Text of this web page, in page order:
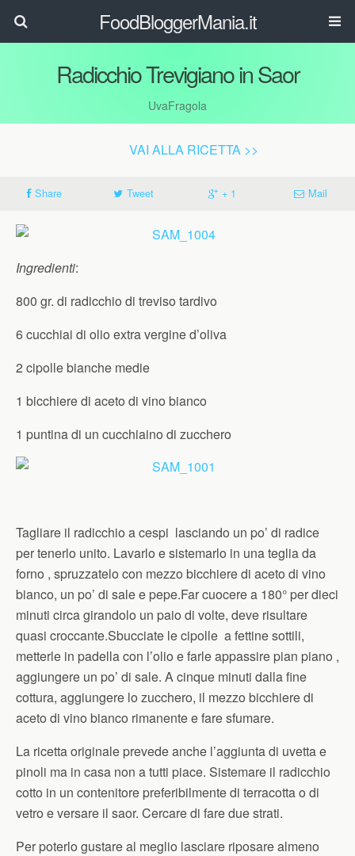
FoodBloggerMania.it
Radicchio Trevigiano in Saor
UvaFragola
VAI ALLA RICETTA >>
Share Tweet + 1 Mail
Ingredienti:
800 gr. di radicchio di treviso tardivo
6 cucchiai di olio extra vergine d’oliva
2 cipolle bianche medie
1 bicchiere di aceto di vino bianco
1 puntina di un cucchiaino di zucchero
Tagliare il radicchio a cespi lasciando un po’ di radice
per tenerlo unito. Lavarlo e sistemarlo in una teglia da
forno , spruzzatelo con mezzo bicchiere di aceto di vino
bianco, un po’ di sale e pepe.Far cuocere a 180° per dieci
minuti circa girandolo un paio di volte, deve risultare
quasi croccante.Sbucciate le cipolle a fettine sottili,
metterle in padella con l’olio e farle appassire pian piano ,
aggiungere un po’ di sale. A cinque minuti dalla fine
cottura, aggiungere lo zucchero, il mezzo bicchiere di
aceto di vino bianco rimanente e fare sfumare.
La ricetta originale prevede anche l’aggiunta di uvetta e
pinoli ma in casa non a tutti piace. Sistemare il radicchio
cotto in un contenitore preferibilmente di terracotta o di
vetro e versare il saor. Cercare di fare due strati.
Per poterlo gustare al meglio lasciare riposare almeno